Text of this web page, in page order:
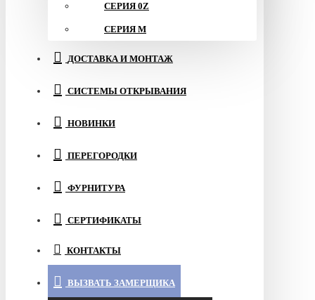
СЕРИЯ 0Z
СЕРИЯ M
ДОСТАВКА И МОНТАЖ
СИСТЕМЫ ОТКРЫВАНИЯ
НОВИНКИ
ПЕРЕГОРОДКИ
ФУРНИТУРА
СЕРТИФИКАТЫ
КОНТАКТЫ
ВЫЗВАТЬ ЗАМЕРЩИКА